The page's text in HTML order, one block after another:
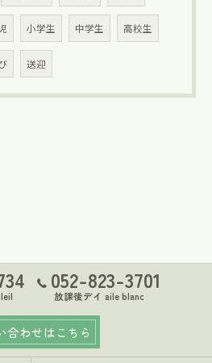
小学生 中学生 高校生
送迎
052-823-3701
放課後デイ aile blanc
合わせはこちら